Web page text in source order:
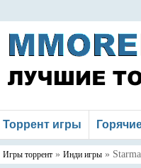
Торрент игры
Игры торрент » Инди игры »